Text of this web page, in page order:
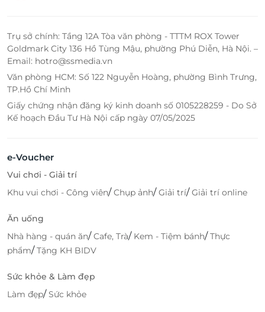
Trụ sở chính: Tầng 12A Tòa văn phòng - TTTM ROX Tower
Goldmark City 136 Hồ Tùng Mậu, phường Phú Diễn, Hà Nội. –
Email: hotro@ssmedia.vn
Văn phòng HCM: Số 122 Nguyễn Hoàng, phường Bình Trưng,
TP.Hồ Chí Minh
Giấy chứng nhận đăng ký kinh doanh số 0105228259 - Do Sở
Kế hoạch Đầu Tư Hà Nội cấp ngày 07/05/2025
e-Voucher
Vui chơi - Giải trí
Khu vui chơi - Công viên/Chụp ảnh/Giải trí/Giải trí online
Ăn uống
Nhà hàng - quán ăn/Cafe, Trà/ Kem - Tiệm bánh/Thực
phẩm/Tặng KH BIDV
Sức khỏe & Làm đẹp
Làm đẹp/Sức khỏe